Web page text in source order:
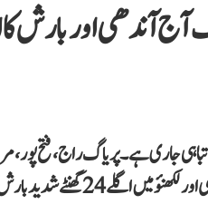
آج آندھی اور بارش
جاری ہے۔ پریاگ راج، فتح پور،
24 گھنٹے شدید بارش کا الرٹ ہے